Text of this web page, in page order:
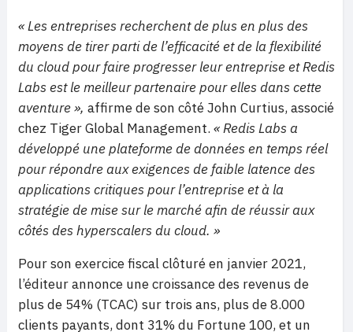
« Les entreprises recherchent de plus en plus des
moyens de tirer parti de l’efficacité et de la flexibilité
du cloud pour faire progresser leur entreprise et Redis
Labs est le meilleur partenaire pour elles dans cette
aventure », affirme de son côté John Curtius, associé
chez Tiger Global Management. « Redis Labs a
développé une plateforme de données en temps réel
pour répondre aux exigences de faible latence des
applications critiques pour l’entreprise et à la
stratégie de mise sur le marché afin de réussir aux
côtés des hyperscalers du cloud. »
Pour son exercice fiscal clôturé en janvier 2021,
l’éditeur annonce une croissance des revenus de
plus de 54% (TCAC) sur trois ans, plus de 8.000
clients payants, dont 31% du Fortune 100, et un